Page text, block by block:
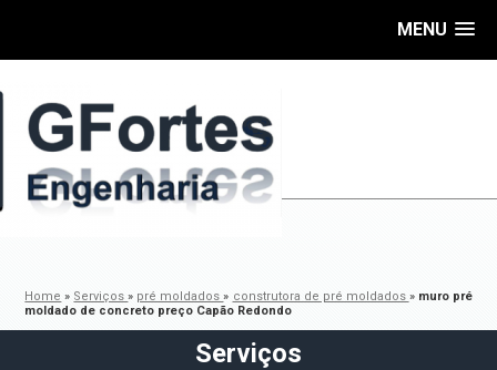
MENU
Home » Serviços» pré moldados» construtora de pré moldados » muro pré
moldado de concreto preço Capão Redondo
Serviços